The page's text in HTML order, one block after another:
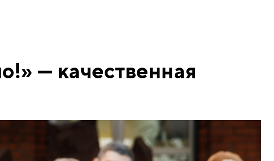
— качественная